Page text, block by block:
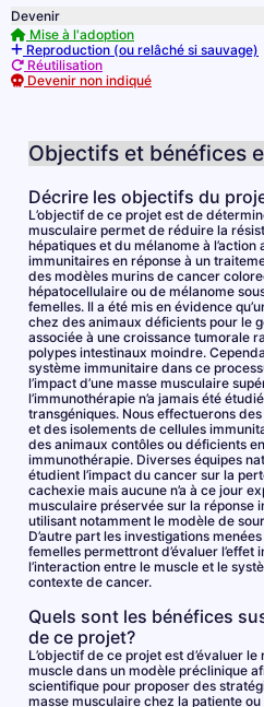
Devenir
Mise à l'adoption
Reproduction (ou relâché si sauvage)
Réutilisation
Devenir non indiqué
Objectifs et bénéfices
Décrire les objectifs du
L’objectif de ce projet est de
musculaire permet de réduire la
hépatiques et du mélanome à
immunitaires en réponse à un
des modèles murins de cancer
hépatocellulaire ou de mélanome
femelles. Il a été mis en évidence
chez des animaux déficients pour le
associée à une croissance tumorale
polypes intestinaux moindre.
système immunitaire dans ce
l’impact d’une masse musculaire
l’immunothérapie n’a jamais été
transgéniques. Nous effectuerons
et des isolements de cellules
des animaux contôles ou déficients
immunothérapie. Diverses équipes
étudient l’impact du cancer sur la
cachexie mais aucune n’a à ce jour
musculaire préservée sur la réponse
utilisant notamment le modèle de
D’autre part les investigations
femelles permettront d’évaluer
l’interaction entre le muscle et le
contexte de cancer.
Quels sont les bénéfices
de ce projet?
L’objectif de ce projet est d’évaluer
muscle dans un modèle préclinique
scientifique pour proposer des
masse musculaire chez la patiente